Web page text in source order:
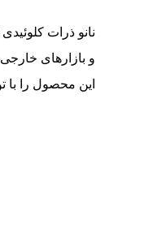
نانو ذرات
و بازارهای
این محصول را با